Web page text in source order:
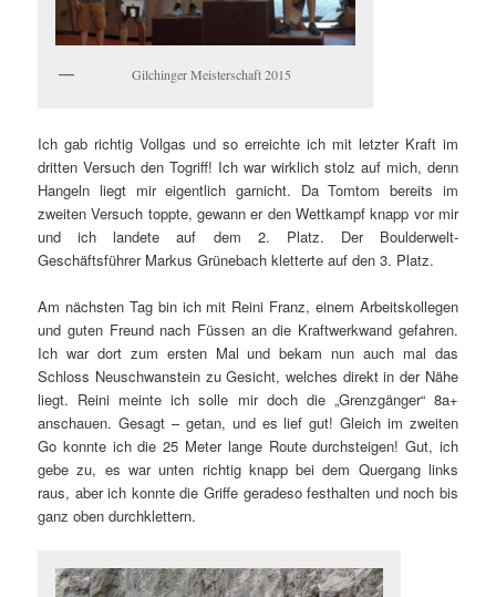
Gilchinger Meisterschaft 2015
Ich gab richtig Vollgas und so erreichte ich mit letzter Kraft im
dritten Versuch den Togriff! Ich war wirklich stolz auf mich, denn
Hangeln liegt mir eigentlich garnicht. Da Tomtom bereits im
zweiten Versuch toppte, gewann er den Wettkampf knapp vor mir
und ich landete auf dem 2. Platz. Der Boulderwelt-
Geschäftsführer Markus Grünebach kletterte auf den 3. Platz.
Am nächsten Tag bin ich mit Reini Franz, einem Arbeitskollegen
und guten Freund nach Füssen an die Kraftwerkwand gefahren.
Ich war dort zum ersten Mal und bekam nun auch mal das
Schloss Neuschwanstein zu Gesicht, welches direkt in der Nähe
liegt. Reini meinte ich solle mir doch die „Grenzgänger“ 8a+
anschauen. Gesagt – getan, und es lief gut! Gleich im zweiten
Go konnte ich die 25 Meter lange Route durchsteigen! Gut, ich
gebe zu, es war unten richtig knapp bei dem Quergang links
raus, aber ich konnte die Griffe geradeso festhalten und noch bis
ganz oben durchklettern.